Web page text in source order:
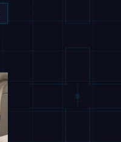
ロボフィード